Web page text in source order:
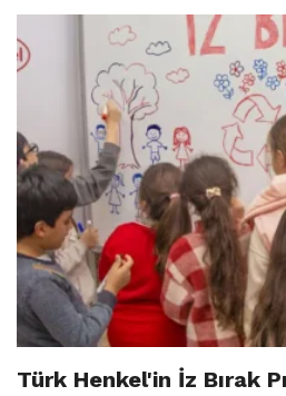
Türk Henkel'in İz Bırak